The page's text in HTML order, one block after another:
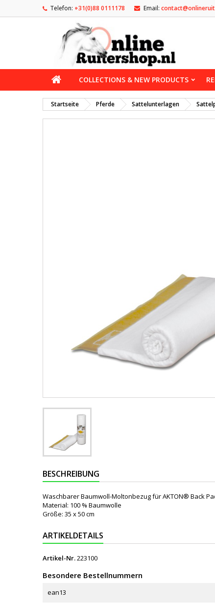
Telefon: +31(0)88 0111178 Email:
COLLECTIONS & NEW PRODUCTS
Startseite Pferde Sattelunterlagen
BESCHREIBUNG
Waschbarer Baumwoll-Moltonbezug für AKTON® Back
Material: 100 % Baumwolle
Größe: 35 x 50 cm
ARTIKELDETAILS
Artikel-Nr.223100
Besondere Bestellnummern
ean13